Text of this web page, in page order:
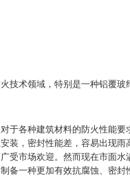
技术领域，特别是一种铝覆玻
于各种建筑材料的防火性能要
装，密封性能差，容易出现雨
受市场欢迎。然而现在市面水
备一种更加有效抗腐蚀、密封